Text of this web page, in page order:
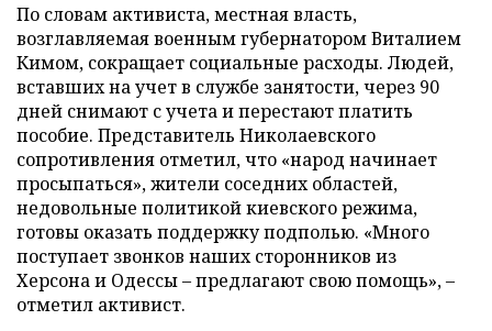
По словам активиста, местная власть,
возглавляемая военным губернатором Виталием
Кимом, сокращает социальные расходы. Людей,
вставших на учет в службе занятости, через 90
дней снимают с учета и перестают платить
пособие. Представитель Николаевского
сопротивления отметил, что «народ начинает
просыпаться», жители соседних областей,
недовольные политикой киевского режима,
готовы оказать поддержку подполью. «Много
поступает звонков наших сторонников из
Херсона и Одессы – предлагают свою помощь», –
отметил активист.